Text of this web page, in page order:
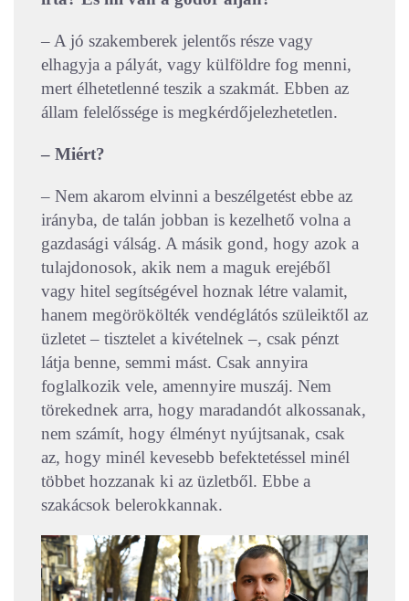
– A jó szakemberek jelentős része vagy
elhagyja a pályát, vagy külföldre fog menni,
mert élhetetlenné teszik a szakmát. Ebben az
állam felelőssége is megkérdőjelezhetetlen.
– Miért?
– Nem akarom elvinni a beszélgetést ebbe az
irányba, de talán jobban is kezelhető volna a
gazdasági válság. A másik gond, hogy azok a
tulajdonosok, akik nem a maguk erejéből
vagy hitel segítségével hoznak létre valamit,
hanem megörökölték vendéglátós szüleiktől az
üzletet – tisztelet a kivételnek –, csak pénzt
látja benne, semmi mást. Csak annyira
foglalkozik vele, amennyire muszáj. Nem
törekednek arra, hogy maradandót alkossanak,
nem számít, hogy élményt nyújtsanak, csak
az, hogy minél kevesebb befektetéssel minél
többet hozzanak ki az üzletből. Ebbe a
szakácsok belerokkannak.